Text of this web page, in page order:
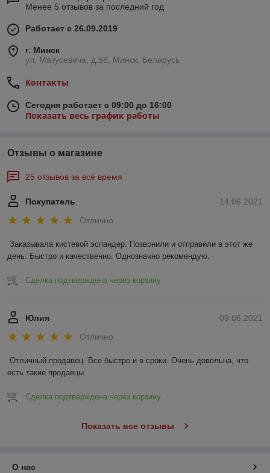
Менее 5 отзывов за последний год
Работает с 26.09.2019
г. Минск
ул. Матусевича, д.58, Минск, Беларусь
Контакты
Сегодня работает с 09:00 до 16:00
Показать весь график работы
Отзывы о магазине
25 отзывов за всё время
14.06.2021
Покупатель
Отлично
Заказывала кистевой эспандер. Позвонили и отправили в этот же
день. Быстро и качественно. Однозначно рекомендую.
Сделка подтверждена через корзину
09.06.2021
Юлия
Отлично
Отличный продавец. Все быстро и в сроки. Очень довольна, что
есть такие продавцы.
Сделка подтверждена через корзину
Показать все отзывы
О нас